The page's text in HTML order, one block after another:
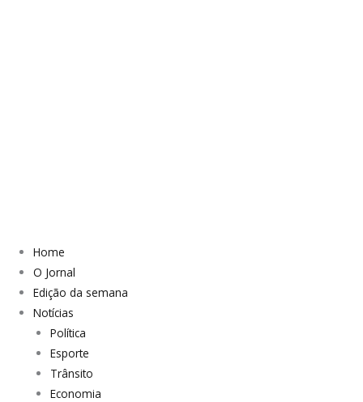
Home
O Jornal
Edição da semana
Notícias
Política
Esporte
Trânsito
Economia